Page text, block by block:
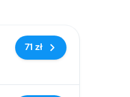
71 zł